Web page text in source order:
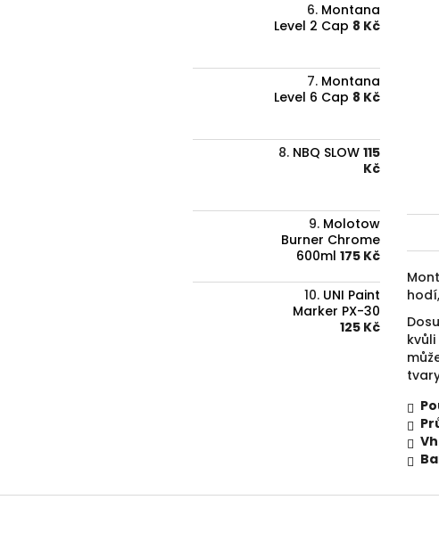
Montana
Level 2 Cap 8 Kč
Montana
Level 6 Cap 8 Kč
NBQ SLOW 115
Kč
Molotow
Burner Chrome
600ml 175 Kč
UNI Paint
Marker PX-30
125 Kč